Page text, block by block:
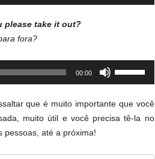
increase
or
volume.
please take it out?
fora?
00:00
keys
or
que é muito importante que você
muito útil e você precisa tê-la no
pessoas, até a próxima!